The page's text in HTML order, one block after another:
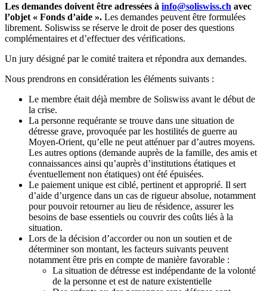
Les demandes doivent être adressées à info@soliswiss.ch avec
l’objet « Fonds d’aide ». Les demandes peuvent être formulées
librement. Soliswiss se réserve le droit de poser des questions
complémentaires et d’effectuer des vérifications.
Un jury désigné par le comité traitera et répondra aux demandes.
Nous prendrons en considération les éléments suivants :
Le membre était déjà membre de Soliswiss avant le début de
la crise.
La personne requérante se trouve dans une situation de
détresse grave, provoquée par les hostilités de guerre au
Moyen-Orient, qu’elle ne peut atténuer par d’autres moyens.
Les autres options (demande auprès de la famille, des amis et
connaissances ainsi qu’auprès d’institutions étatiques et
éventuellement non étatiques) ont été épuisées.
Le paiement unique est ciblé, pertinent et approprié. Il sert
d’aide d’urgence dans un cas de rigueur absolue, notamment
pour pouvoir retourner au lieu de résidence, assurer les
besoins de base essentiels ou couvrir des coûts liés à la
situation.
Lors de la décision d’accorder ou non un soutien et de
déterminer son montant, les facteurs suivants peuvent
notamment être pris en compte de manière favorable :
La situation de détresse est indépendante de la volonté
de la personne et est de nature existentielle